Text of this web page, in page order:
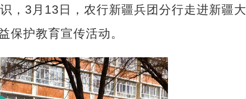
3月13日，农行新疆兵团分行走进新疆大
保护教育宣传活动。